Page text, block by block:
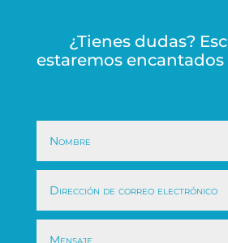
¿Tienes dudas?
estaremos